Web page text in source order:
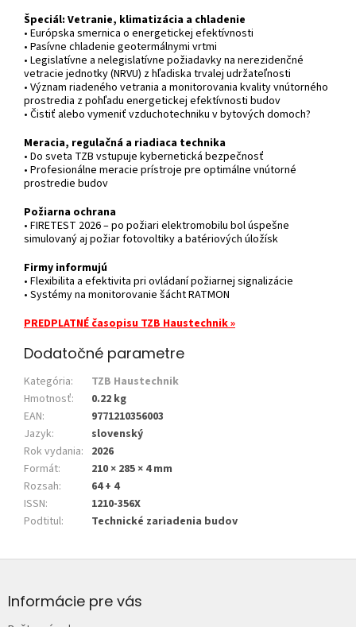
Špeciál: Vetranie, klimatizácia a chladenie
• Európska smernica o energetickej efektívnosti
• Pasívne chladenie geotermálnymi vrtmi
• Legislatívne a nelegislatívne požiadavky na nerezidenčné
vetracie jednotky (NRVU) z hľadiska trvalej udržateľnosti
• Význam riadeného vetrania a monitorovania kvality vnútorného
prostredia z pohľadu energetickej efektívnosti budov
• Čistiť alebo vymeniť vzduchotechniku v bytových domoch?
Meracia, regulačná a riadiaca technika
• Do sveta TZB vstupuje kybernetická bezpečnosť
• Profesionálne meracie prístroje pre optimálne vnútorné
prostredie budov
Požiarna ochrana
• FIRETEST 2026 – po požiari elektromobilu bol úspešne
simulovaný aj požiar fotovoltiky a batériových úložísk
Firmy informujú
• Flexibilita a efektivita pri ovládaní požiarnej signalizácie
• Systémy na monitorovanie šácht RATMON
PREDPLATNÉ časopisu TZB Haustechnik »
Dodatočné parametre
Kategória:
TZB Haustechnik
Hmotnosť:
0.22 kg
EAN:
9771210356003
Jazyk:
slovenský
Rok vydania: 2026
Formát:
210 × 285 × 4 mm
Rozsah:
64 + 4
ISSN:
1210-356X
Podtitul: Technické zariadenia budov
pInformácie pre vás